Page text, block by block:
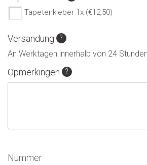
Tapetenkleber 1x (€12,50)
Versandung
An Werktagen innerhalb von 24
Opmerkingen
Nummer